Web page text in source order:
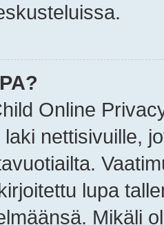
Online
nettisivuille,
lupa
Mikäli